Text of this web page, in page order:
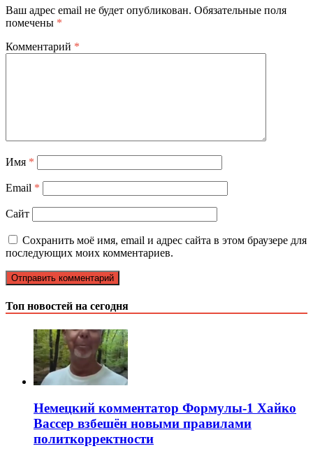
Ваш адрес email не будет опубликован. Обязательные поля
помечены *
Комментарий *
Имя *
Email *
Сайт
Сохранить моё имя, email и адрес сайта в этом браузере для
последующих моих комментариев.
Топ новостей на сегодня
Немецкий комментатор Формулы-1 Хайко
Вассер взбешён новыми правилами
политкорректности